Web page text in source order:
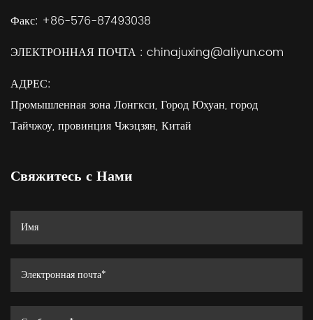
Факс: +86-576-87493038
ЭЛЕКТРОННАЯ ПОЧТА : chinajuxing@aliyun.com
АДРЕС:
Промышленная зона Лонгкси, Город Юхуан, город
Тайчжоу, провинция Чжэцзян, Китай
Свяжитесь с Нами